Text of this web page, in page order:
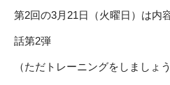
第2回の3月21日（火曜日）は内
話第2弾
（ただトレーニングをしましょ